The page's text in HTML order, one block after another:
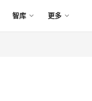
智库 更多